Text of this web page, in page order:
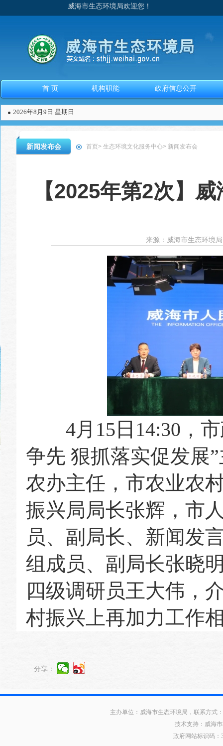
威海市生态环境局欢迎您！
首 页 机构职能 政府信息公开
2026年8月9日 星期日
新闻发布会 首页> 生态环境文化服务中心> 新闻发布会
【2025年第2次】
来源： 威海市生态环境局
4月15日14:30，市
争先 狠抓落实促发展
农办主任，市农业农
振兴局局长张辉，市
员、副局长、新闻发
组成员、副局长张晓
四级调研员王大伟，
村振兴上再加力工作
分享：
主办单位：威海市生态环境局，联系方式
技术支持：威海
政府网站标识码：